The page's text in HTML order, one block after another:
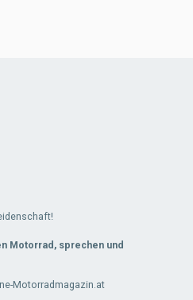
Motorrad, sprechen und
Motorradmagazin.at